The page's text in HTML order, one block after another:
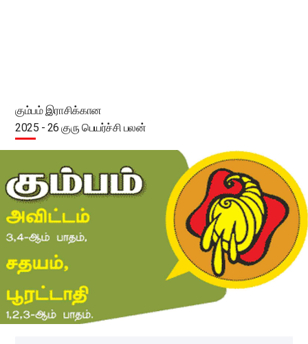
கும்பம் இராசிக்கான
2025 - 26 குரு பெயர்ச்சி பலன்